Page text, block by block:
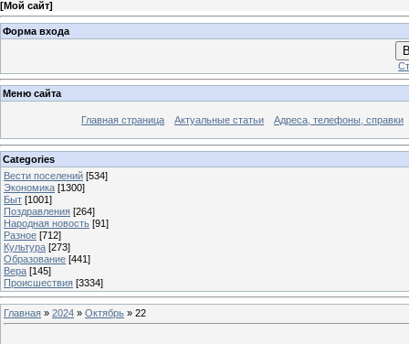
[Мой сайт]
Форма входа
Меню сайта
Главная страница Актуальные статьи Адреса, телефоны, справки
Categories
Вести поселений [534]
Экономика [1300]
Быт [1001]
Поздравления [264]
Народная новость [91]
Разное [712]
Культура [273]
Образование [441]
Вера [145]
Происшествия [3334]
Главная » 2024 » Октябрь » 22